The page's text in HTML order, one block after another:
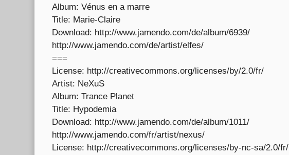
Album: Vénus en a marre
Title: Marie-Claire
Download: http://www.jamendo.com/de/album/6939/
http://www.jamendo.com/de/artist/elfes/
===
License: http://creativecommons.org/licenses/by/2.0/fr/
Artist: NeXuS
Album: Trance Planet
Title: Hypodemia
Download: http://www.jamendo.com/de/album/1011/
http://www.jamendo.com/fr/artist/nexus/
License: http://creativecommons.org/licenses/by-nc-sa/2.0/fr/